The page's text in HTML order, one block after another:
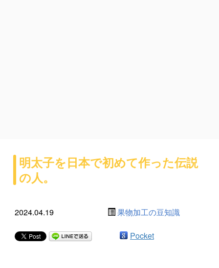
明太子を日本で初めて作った伝説
の人。
2024.04.19 果物加工の豆知識
Pocket